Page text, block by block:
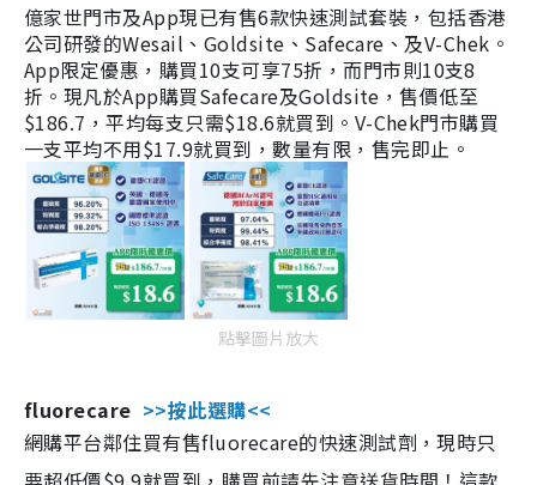
億家世門市及App現已有售6款快速測試套裝，包括香港
公司研發的Wesail、Goldsite、Safecare、及V-Chek。
App限定優惠，購買10支可享75折，而門市則10支8
折。現凡於App購買Safecare及Goldsite，售價低至
$186.7，平均每支只需$18.6就買到。V-Chek門市購買
一支平均不用$17.9就買到，數量有限，售完即止。
點擊圖片放大
fluorecare >>按此選購<<
網購平台鄰住買有售fluorecare的快速測試劑，現時只